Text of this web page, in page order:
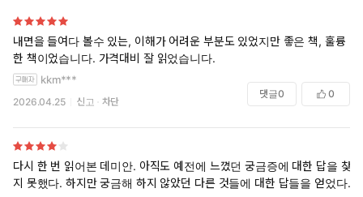
내면을 들여다 볼수 있는, 이해가 어려운 부분도 있었지만 좋은 책, 훌륭
한 책이었습니다. 가격대비 잘 읽었습니다.
kkm***
2026.04.25 신고 차단
댓글0 0
다시 한 번 읽어본 데미안. 아직도 예전에 느꼈던 궁금증에 대한 답을 찾
지 못했다. 하지만 궁금해 하지 않았던 다른 것들에 대한 답들을 얻었다.